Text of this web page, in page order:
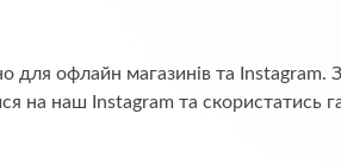
для офлайн магазинів та
на наш Instagram та скористатись